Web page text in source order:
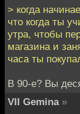
> когда
что когда ты
утра, чтобы
магазина и
часа ты
В 90-е? Вы
VII Gemina »